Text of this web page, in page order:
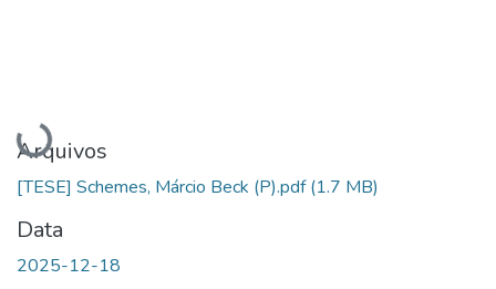
Carregando...
Arquivos
[TESE] Schemes, Márcio Beck (P).pdf(1.7 MB)
Data
2025-12-18